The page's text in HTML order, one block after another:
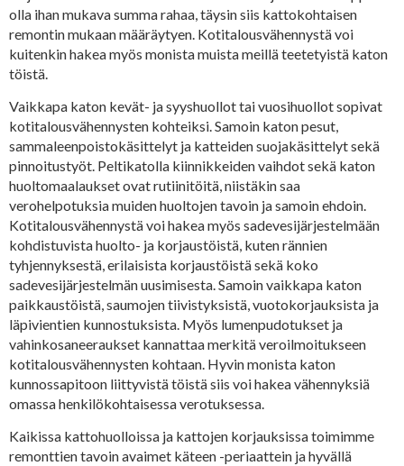
olla ihan mukava summa rahaa, täysin siis kattokohtaisen
remontin mukaan määräytyen. Kotitalousvähennystä voi
kuitenkin hakea myös monista muista meillä teetetyistä katon
töistä.
Vaikkapa katon kevät- ja syyshuollot tai vuosihuollot sopivat
kotitalousvähennysten kohteiksi. Samoin katon pesut,
sammaleenpoistokäsittelyt ja katteiden suojakäsittelyt sekä
pinnoitustyöt. Peltikatolla kiinnikkeiden vaihdot sekä katon
huoltomaalaukset ovat rutiinitöitä, niistäkin saa
verohelpotuksia muiden huoltojen tavoin ja samoin ehdoin.
Kotitalousvähennystä voi hakea myös sadevesijärjestelmään
kohdistuvista huolto- ja korjaustöistä, kuten rännien
tyhjennyksestä, erilaisista korjaustöistä sekä koko
sadevesijärjestelmän uusimisesta. Samoin vaikkapa katon
paikkaustöistä, saumojen tiivistyksistä, vuotokorjauksista ja
läpivientien kunnostuksista. Myös lumenpudotukset ja
vahinkosaneeraukset kannattaa merkitä veroilmoitukseen
kotitalousvähennysten kohtaan. Hyvin monista katon
kunnossapitoon liittyvistä töistä siis voi hakea vähennyksiä
omassa henkilökohtaisessa verotuksessa.
Kaikissa kattohuolloissa ja kattojen korjauksissa toimimme
remonttien tavoin avaimet käteen -periaattein ja hyvällä